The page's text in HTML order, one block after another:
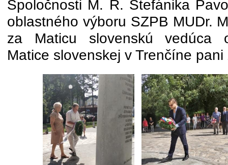
Spoločnosti M. R. Štefánika
oblastného výboru SZPB MUDr.
za Maticu slovenskú vedúca
Matice slovenskej v Trenčíne